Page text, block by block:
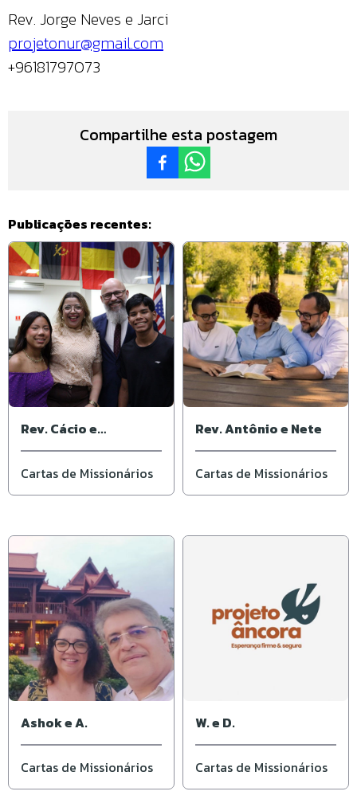
Rev. Jorge Neves e Jarci
projetonur@gmail.com
+96181797073
Compartilhe esta postagem
Publicações recentes:
Rev. Cácio e
Elisângela
Cartas de Missionários
Rev. Antônio e Nete
Cartas de Missionários
Ashok e A.
Cartas de Missionários
W. e D.
Cartas de Missionários